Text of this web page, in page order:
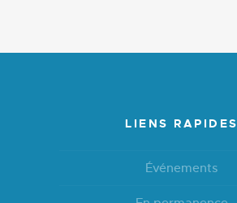
LIENS RAPIDES
Événements